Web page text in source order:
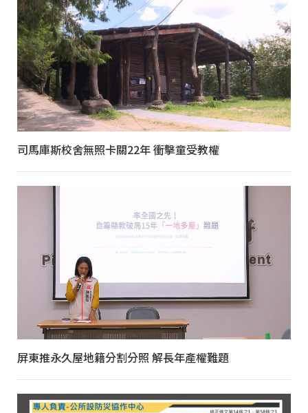
司馬庫斯校舍無照卡關22年 衝擊童受教權
屏東推永久屋地籍分割分照 解長年產權難題